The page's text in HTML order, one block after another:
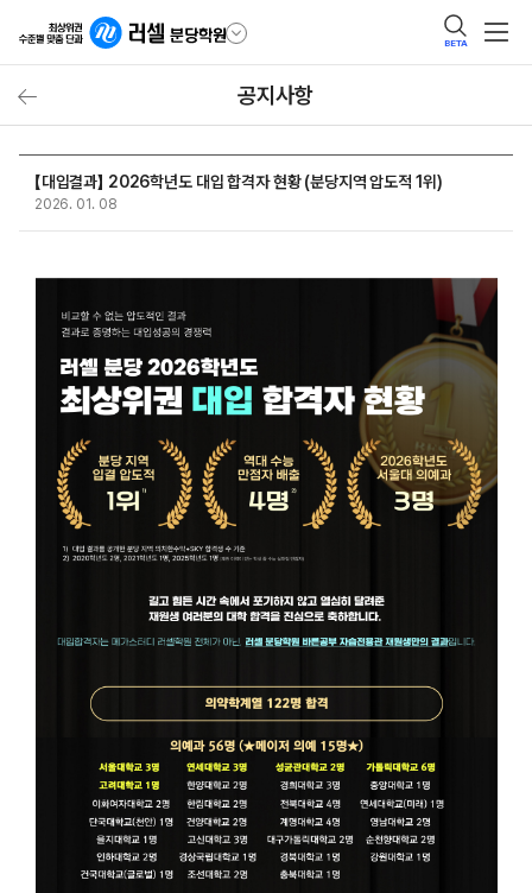
BETA
공지사항
【대입결과】 2026학년도 대입 합격자 현황 (분당지역 압도적 1위)
2026. 01. 08